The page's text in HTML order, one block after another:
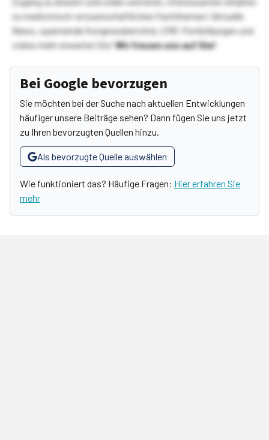
zu medizinisch-wissenschaftlichen Fachthemen! Aktuelle
News, spannende Kongressberichte, CME-Fortbildungen und
vieles mehr erwarten Sie!Wir freuen uns auf Sie!
Bei Google bevorzugen
Sie möchten bei der Suche nach aktuellen Entwicklungen
häufiger unsere Beiträge sehen? Dann fügen Sie uns jetzt
zu Ihren bevorzugten Quellen hinzu.
Als bevorzugte Quelle auswählen
Wie funktioniert das? Häufige Fragen: Hier erfahren Sie
mehr